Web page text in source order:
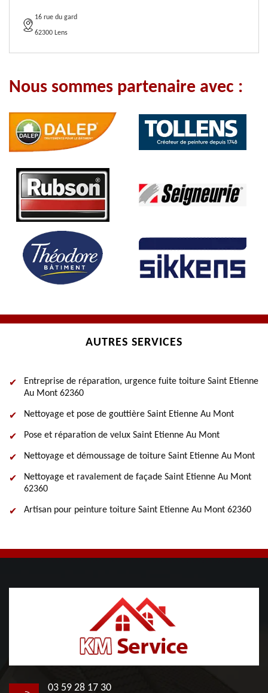
16 rue du gard
62300 Lens
Nous sommes partenaire avec :
AUTRES SERVICES
Entreprise de réparation, urgence fuite toiture Saint Etienne
Au Mont 62360
Nettoyage et pose de gouttière Saint Etienne Au Mont
Pose et réparation de velux Saint Etienne Au Mont
Nettoyage et démoussage de toiture Saint Etienne Au Mont
Nettoyage et ravalement de façade Saint Etienne Au Mont
62360
Artisan pour peinture toiture Saint Etienne Au Mont 62360
03 59 28 17 30